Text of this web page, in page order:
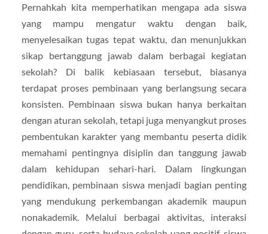
Pernahkah kita memperhatikan mengapa ada siswa
yang mampu mengatur waktu dengan baik,
menyelesaikan tugas tepat waktu, dan menunjukkan
sikap bertanggung jawab dalam berbagai kegiatan
sekolah? Di balik kebiasaan tersebut, biasanya
terdapat proses pembinaan yang berlangsung secara
konsisten. Pembinaan siswa bukan hanya berkaitan
dengan aturan sekolah, tetapi juga menyangkut proses
pembentukan karakter yang membantu peserta didik
memahami pentingnya disiplin dan tanggung jawab
dalam kehidupan sehari-hari. Dalam lingkungan
pendidikan, pembinaan siswa menjadi bagian penting
yang mendukung perkembangan akademik maupun
nonakademik. Melalui berbagai aktivitas, interaksi